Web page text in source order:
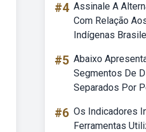
#4 Assinale A
Com Relação
Indígenas
#5 Abaixo
Segmentos De
Separados Por
#6 Os Indicadores
Ferramentas